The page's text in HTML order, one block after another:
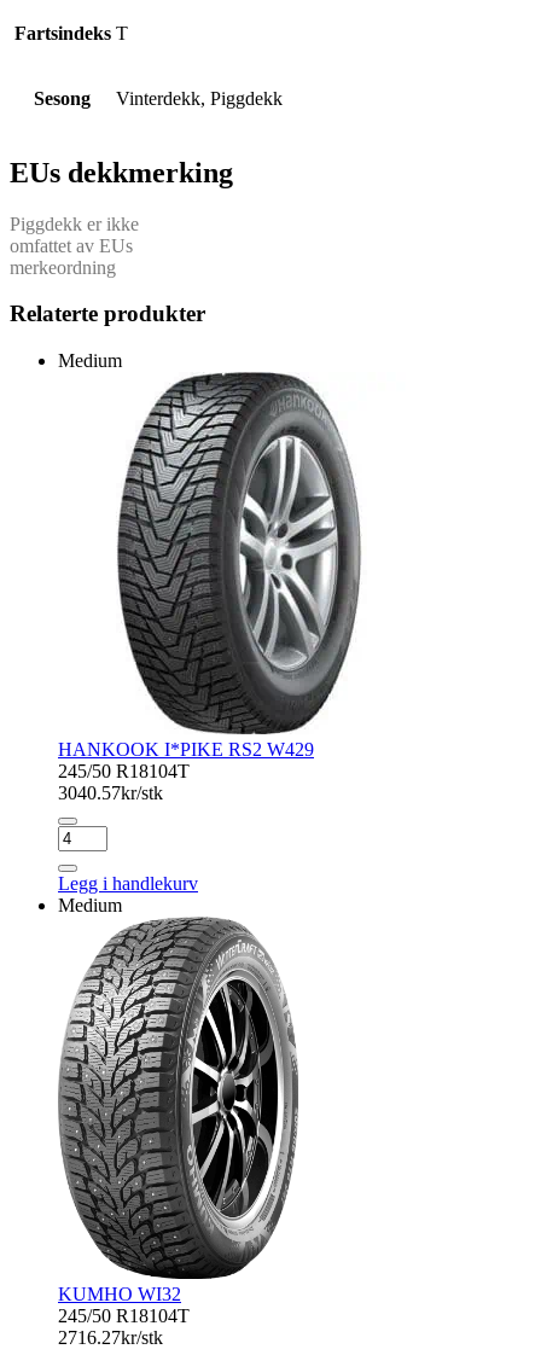
Fartsindeks T
Sesong Vinterdekk, Piggdekk
EUs dekkmerking
Piggdekk er ikke
omfattet av EUs
merkeordning
Relaterte produkter
Medium
HANKOOK I*PIKE RS2 W429
245/50 R18104T
3040.57kr/stk
HANKOOK
I*PIKE
RS2
W429
Legg i handlekurv
Medium
KUMHO WI32
245/50 R18104T
2716.27kr/stk